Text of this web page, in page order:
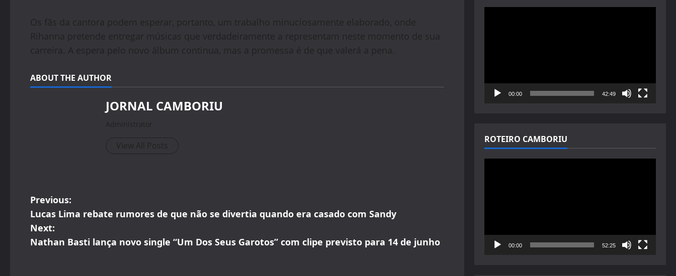
Os fãs da cantora podem esperar, portanto, um trabalho minuciosamente elaborado, onde
Rihanna pretende entregar músicas que verdadeiramente a representam neste momento de sua
carreira. A espera pelo novo álbum continua, mas a promessa é de que valerá a pena.
ABOUT THE AUTHOR
JORNAL CAMBORIU
Administrator
View All Posts
P
o
s
Previous:
Lucas Lima rebate rumores de que não se divertia quando era casado com Sandy
Next:
Nathan Basti lança novo single “Um Dos Seus Garotos” com clipe previsto para 14 de junho
00:00 42:49
ROTEIRO CAMBORIU
00:00 52:25